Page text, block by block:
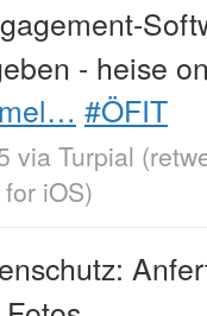
- heise
#ÖFIT
via Turpial
for iΟS)